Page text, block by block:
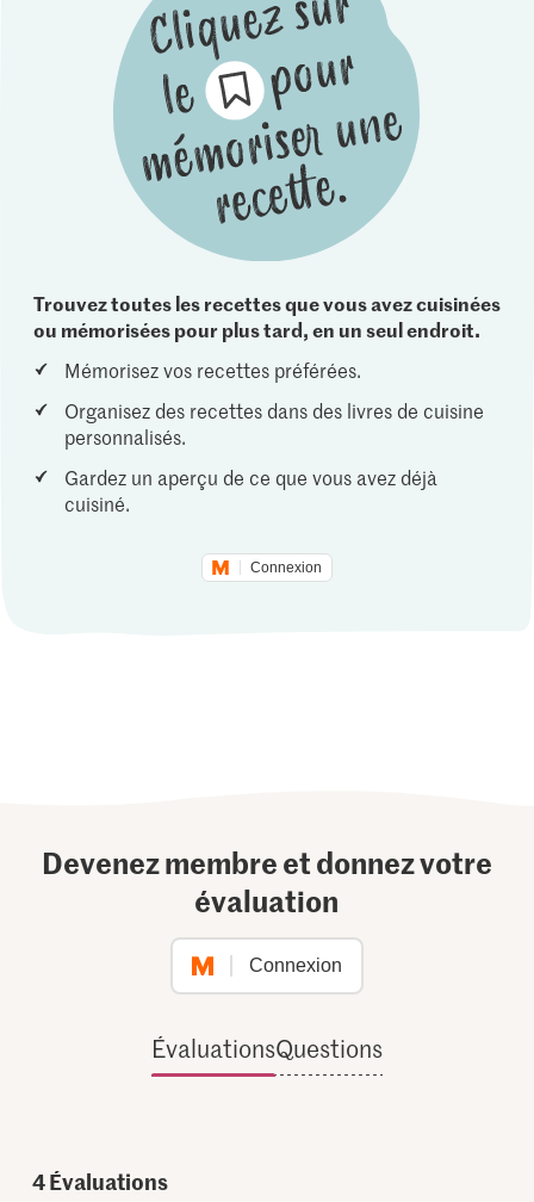
Trouvez toutes les recettes que vous avez cuisinées
ou mémorisées pour plus tard, en un seul endroit.
Mémorisez vos recettes préférées.
Organisez des recettes dans des livres de cuisine
personnalisés.
Gardez un aperçu de ce que vous avez déjà
cuisiné.
Connexion
Devenez membre et donnez votre
évaluation
Connexion
ÉvaluationsQuestions
4Évaluations